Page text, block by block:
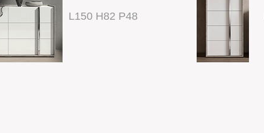
L150 H82 P48